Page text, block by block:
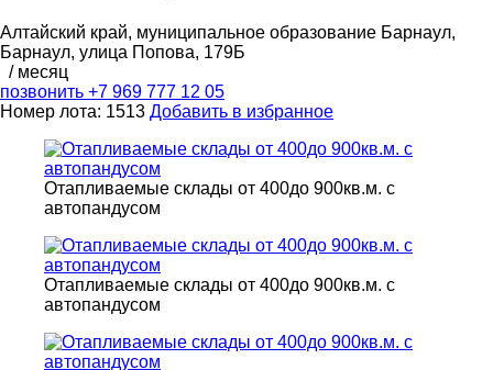
Алтайский край, муниципальное образование Барнаул,
Барнаул, улица Попова, 179Б
/ месяц
позвонить +7 969 777 12 05
Номер лота: 1513 Добавить в избранное
Отапливаемые склады от 400до 900кв.м. с
автопандусом
Отапливаемые склады от 400до 900кв.м. с
автопандусом